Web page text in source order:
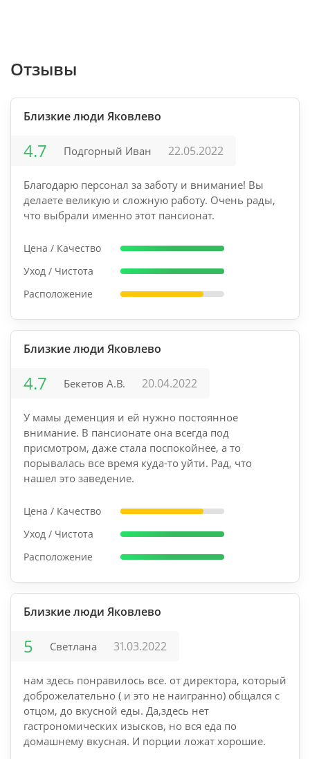
Отзывы
Близкие люди Яковлево
4.7 Подгорный Иван 22.05.2022
Благодарю персонал за заботу и внимание! Вы
делаете великую и сложную работу. Очень рады,
что выбрали именно этот пансионат.
Цена / Качество
Уход / Чистота
Расположение
Близкие люди Яковлево
4.7 Бекетов А.В. 20.04.2022
У мамы деменция и ей нужно постоянное
внимание. В пансионате она всегда под
присмотром, даже стала поспокойнее, а то
порывалась все время куда-то уйти. Рад, что
нашел это заведение.
Цена / Качество
Уход / Чистота
Расположение
Близкие люди Яковлево
5 Светлана 31.03.2022
нам здесь понравилось все. от директора, который
доброжелательно ( и это не наигранно) общался с
отцом, до вкусной еды. Да,здесь нет
гастрономических изысков, но вся еда по
домашнему вкусная. И порции ложат хорошие.